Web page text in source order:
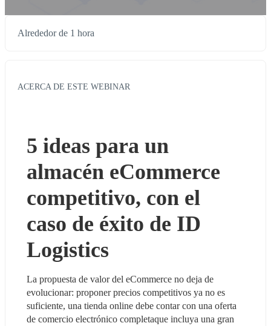
Alrededor de 1 hora
ACERCA DE ESTE WEBINAR
5 ideas para un
almacén eCommerce
competitivo, con el
caso de éxito de ID
Logistics
La propuesta de valor del eCommerce no deja de
evolucionar: proponer precios competitivos ya no es
suficiente, una tienda online debe contar con una oferta